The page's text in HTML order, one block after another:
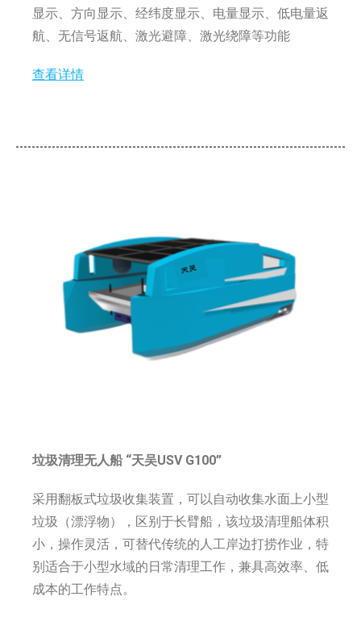
显示、方向显示、经纬度显示、电量显示、低电量返
航、无信号返航、激光避障、激光绕障等功能
查看详情
垃圾清理无人船 “天吴USV G100”
采用翻板式垃圾收集装置，可以自动收集水面上小型
垃圾（漂浮物），区别于长臂船，该垃圾清理船体积
小，操作灵活，可替代传统的人工岸边打捞作业，特
别适合于小型水域的日常清理工作，兼具高效率、低
成本的工作特点。